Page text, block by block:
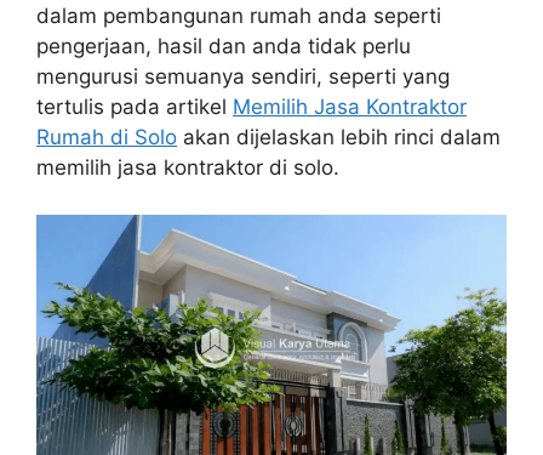
dalam pembangunan rumah anda seperti
pengerjaan, hasil dan anda tidak perlu
mengurusi semuanya sendiri, seperti yang
tertulis pada artikel Memilih Jasa Kontraktor
Rumah di Solo akan dijelaskan lebih rinci dalam
memilih jasa kontraktor di solo.